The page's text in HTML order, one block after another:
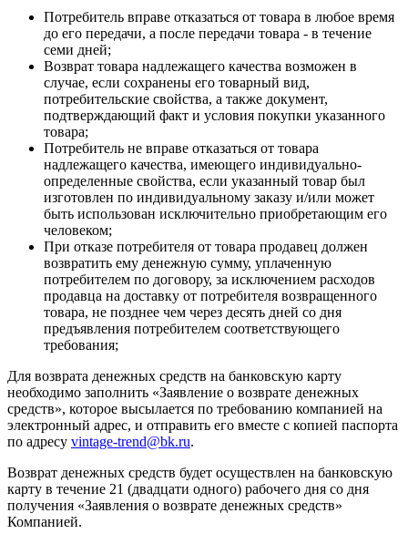
Потребитель вправе отказаться от товара в любое время
до его передачи, а после передачи товара - в течение
семи дней;
Возврат товара надлежащего качества возможен в
случае, если сохранены его товарный вид,
потребительские свойства, а также документ,
подтверждающий факт и условия покупки указанного
товара;
Потребитель не вправе отказаться от товара
надлежащего качества, имеющего индивидуально-
определенные свойства, если указанный товар был
изготовлен по индивидуальному заказу и/или может
быть использован исключительно приобретающим его
человеком;
При отказе потребителя от товара продавец должен
возвратить ему денежную сумму, уплаченную
потребителем по договору, за исключением расходов
продавца на доставку от потребителя возвращенного
товара, не позднее чем через десять дней со дня
предъявления потребителем соответствующего
требования;
Для возврата денежных средств на банковскую карту
необходимо заполнить «Заявление о возврате денежных
средств», которое высылается по требованию компанией на
электронный адрес, и отправить его вместе с копией паспорта
по адресу vintage-trend@bk.ru.
Возврат денежных средств будет осуществлен на банковскую
карту в течение 21 (двадцати одного) рабочего дня со дня
получения «Заявления о возврате денежных средств»
Компанией.